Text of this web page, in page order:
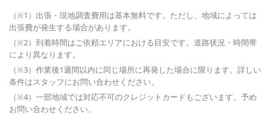
（※1）出張・現地調査費用は基本無料です。ただし、地域によっては
出張費が発生する場合があります。
（※2）到着時間はご依頼エリアにおける目安です。道路状況・時間帯
により異なります。
（※3）作業後1週間以内に同じ場所に再発した場合に限ります。詳しい
条件はスタッフにお問い合わせください。
（※4）一部地域では対応不可のクレジットカードもございます。予め
お問い合わせください。